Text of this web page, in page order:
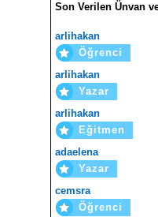
Son Verilen Ünvan
arlihakan
Öğrenci
arlihakan
Yazar
arlihakan
Eğitmen
adaelena
Yazar
cemsra
Öğrenci